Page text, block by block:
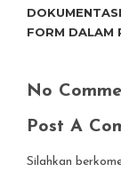
FORM DALAM
No
Post A
Silahkan